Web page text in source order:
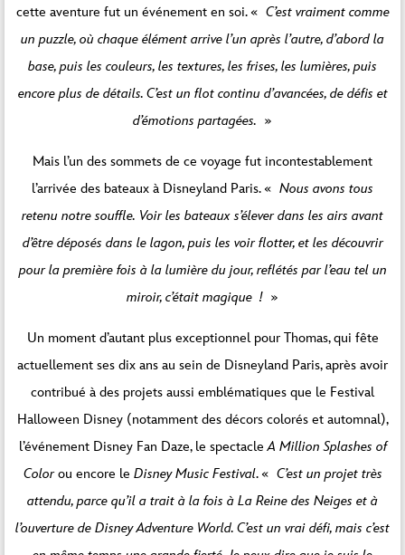
cette aventure fut un événement en soi. « C’est vraiment comme
un puzzle, où chaque élément arrive l’un après l’autre, d’abord la
base, puis les couleurs, les textures, les frises, les lumières, puis
encore plus de détails. C’est un flot continu d’avancées, de défis et
d’émotions partagées. »
Mais l’un des sommets de ce voyage fut incontestablement
l’arrivée des bateaux à Disneyland Paris. « Nous avons tous
retenu notre souffle. Voir les bateaux s’élever dans les airs avant
d’être déposés dans le lagon, puis les voir flotter, et les découvrir
pour la première fois à la lumière du jour, reflétés par l’eau tel un
miroir, c’était magique ! »
Un moment d’autant plus exceptionnel pour Thomas, qui fête
actuellement ses dix ans au sein de Disneyland Paris, après avoir
contribué à des projets aussi emblématiques que le Festival
Halloween Disney (notamment des décors colorés et automnal),
l’événement Disney Fan Daze, le spectacleA Million Splashes of
Colorou encore le Disney Music Festival. « C’est un projet très
attendu, parce qu’il a trait à la fois à La Reine des Neiges et à
l’ouverture de Disney Adventure World. C’est un vrai défi, mais c’est